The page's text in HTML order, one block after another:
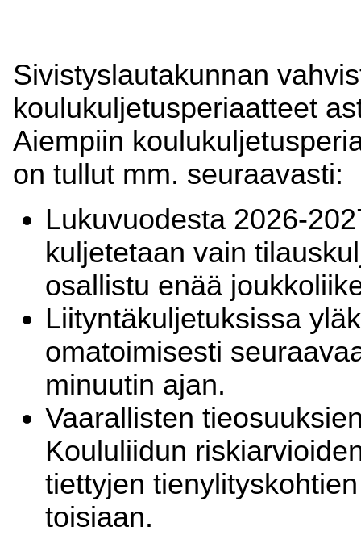
Sivistyslautakunnan
koulukuljetusperiaatteet
Aiempiin
on tullut mm. seuraavasti:
Lukuvuodesta 2026-
kuljetetaan vain
osallistu enää
Liityntäkuljetuksissa
omatoimisesti
minuutin ajan.
Vaarallisten
Koululiidun
tiettyjen
toisiaan.